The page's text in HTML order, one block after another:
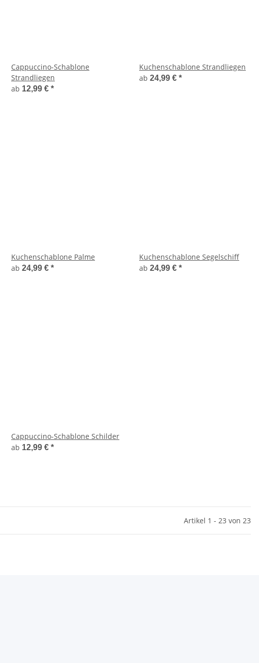
Cappuccino-Schablone
Strandliegen
ab 12,99 € *
Kuchenschablone Strandliegen
ab 24,99 € *
Kuchenschablone Palme
ab 24,99 € *
Kuchenschablone Segelschiff
ab 24,99 € *
Cappuccino-Schablone Schilder
ab 12,99 € *
Artikel 1 - 23 von 23